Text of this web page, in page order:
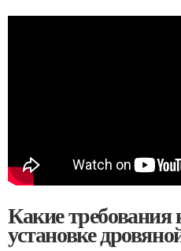
Какие
установке